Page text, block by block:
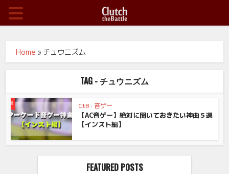
Home »チュウニズム
TAG - チュウニズム
CtB • 音ゲー
【AC音ゲー】絶対に聞いておきたい神曲５選
【インスト編】
FEATURED POSTS